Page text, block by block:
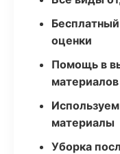
оценки
Помощь в
материалов
материалы
Уборка